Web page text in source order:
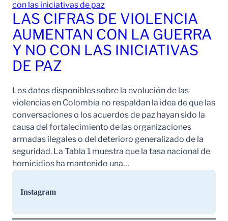
LAS CIFRAS DE VIOLENCIA
AUMENTAN CON LA GUERRA
Y NO CON LAS INICIATIVAS
DE PAZ
Los datos disponibles sobre la evolución de las
violencias en Colombia no respaldan la idea de que las
conversaciones o los acuerdos de paz hayan sido la
causa del fortalecimiento de las organizaciones
armadas ilegales o del deterioro generalizado de la
seguridad. La Tabla 1 muestra que la tasa nacional de
homicidios ha mantenido una…
Instagram